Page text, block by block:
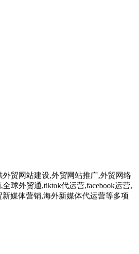
贸网站建设,外贸网站推广,外贸网络
球外贸通,tiktok代运营,facebook运营,
新媒体营销,海外新媒体代运营等多项